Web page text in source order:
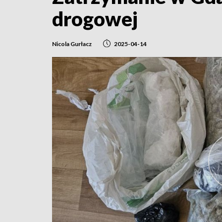
drogowej
Nicola Gurłacz 2025-04-14